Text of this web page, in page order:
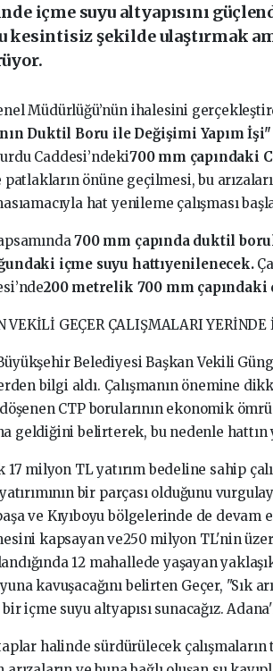
içme suyu altyapısını
kesintisiz şekilde ulaştırmak
Müdürlüğü’nün ihalesini
Duktil Boru ile Değişimi Yapım İşi"
Caddesi’ndeki700 mm çapındaki
patlakların önüne geçilmesi, bu
hat yenileme çalışması
700 mm çapında duktil
içme suyu hattıyenilenecek.
200 metrelik 700 mm
VEKİLİ GEÇER ÇALIŞMALARI YERİNDE
Belediyesi Başkan Vekili
bilgi aldı. Çalışmanın önemine
CTP borularının ekonomik
geldiğini belirterek, bu nedenle
17 milyon TL yatırım bedeline sahip
bir parçası olduğunu
ve Kıyıboyu bölgelerinde de
kapsayan ve250 milyon TL'nin
12 mahallede yaşayan
kavuşacağını belirten Geçer, "Sık
içme suyu altyapısı sunacağız.
halinde sürdürülecek